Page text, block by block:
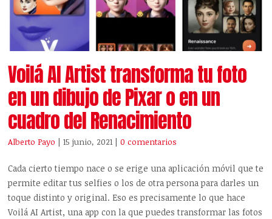
Voilá AI Artist transforma tu foto
en un dibujo de Pixar o en un
cuadro del Renacimiento
Alberto Payo | 15 junio, 2021 |0 comentarios
Cada cierto tiempo nace o se erige una aplicación móvil que te
permite editar tus selfies o los de otra persona para darles un
toque distinto y original. Eso es precisamente lo que hace
Voilá AI Artist, una app con la que puedes transformar las fotos